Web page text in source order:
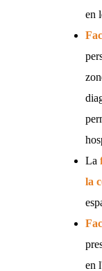
en
La
la
en